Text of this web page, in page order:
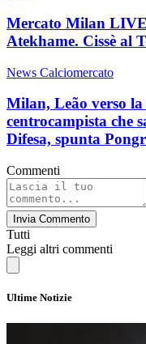
Mercato Milan
Atekhame. Cissè al
News Calciomercato
Milan, Leão verso
centrocampista che
Difesa, spunta
Commenti
Invia Commento
Tutti
Leggi altri commenti
Ultime Notizie